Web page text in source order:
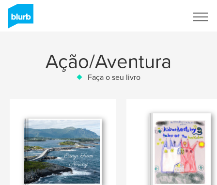
Ação/Aventura
Faça o seu livro